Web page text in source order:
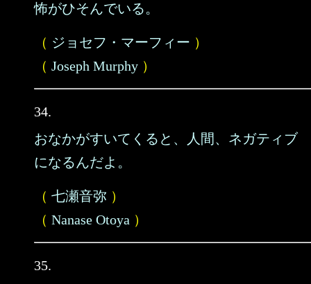
怖がひそんでいる。
（ ジョセフ・マーフィー ）
（ Joseph Murphy ）
34.
おなかがすいてくると、人間、ネガティブ
になるんだよ。
（ 七瀬音弥 ）
（ Nanase Otoya ）
35.